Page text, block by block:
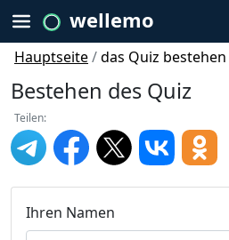
wellemo
Hauptseite/das Quiz bestehen
Bestehen des Quiz
Teilen:
Ihren Namen